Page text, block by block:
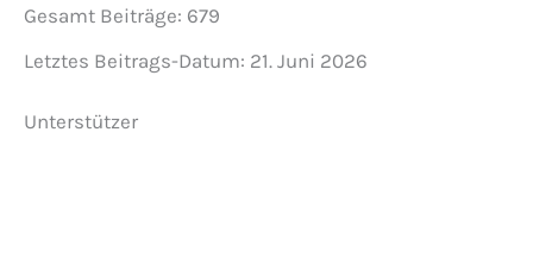
Gesamt Beiträge: 679
Letztes Beitrags-Datum: 21. Juni 2026
Unterstützer